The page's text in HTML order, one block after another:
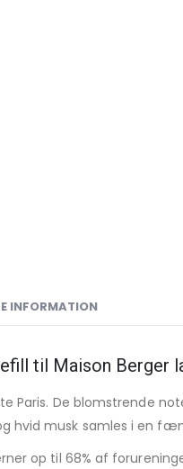
INFORMATION
til Maison Berger
Paris. De blomstrende
hvid musk samles i en
op til 68% af